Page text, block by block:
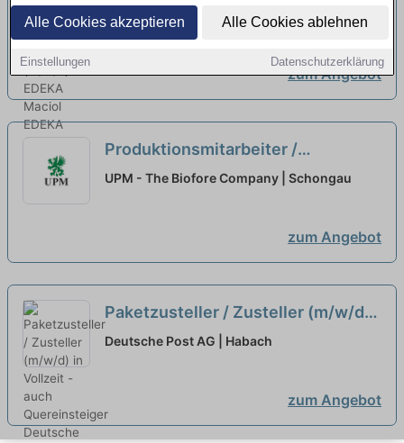
Alle Cookies akzeptieren Alle Cookies ablehnen
Einstellungen Datenschutzerklärung
Quereinsteiger (m/w/d) EDEKA
Maciol neu
EDEKA Aneta Maciol | Pöcking
zum Angebot
Produktionsmitarbeiter /
Maschinenbediener (m/w/d)
UPM - The Biofore Company | Schongau
zum Angebot
Paketzusteller / Zusteller (m/w/d)
in Vollzeit - auch Quereinsteiger
Deutsche Post AG | Habach
zum Angebot